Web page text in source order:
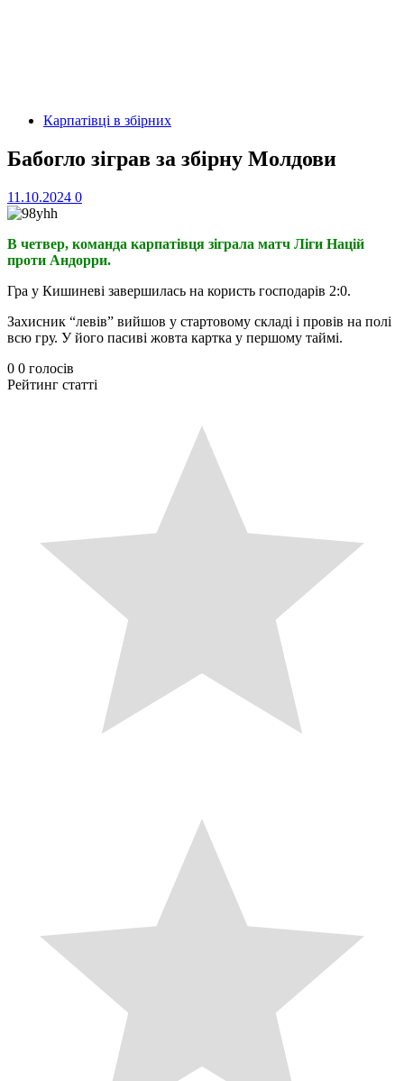
Карпатівці в збірних
Бабогло зіграв за збірну Молдови
11.10.2024 0
В четвер, команда карпатівця зіграла матч Ліги Націй
проти Андорри.
Гра у Кишиневі завершилась на користь господарів 2:0.
Захисник “левів” вийшов у стартовому складі і провів на полі
всю гру. У його пасиві жовта картка у першому таймі.
0 0 голосів
Рейтинг статті